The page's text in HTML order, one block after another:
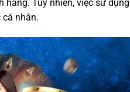
hàng. Tuy nhiên, việc sử dụng
nhân.